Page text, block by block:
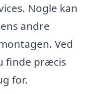
Nogle kan
andre
Ved
finde præcis
for.